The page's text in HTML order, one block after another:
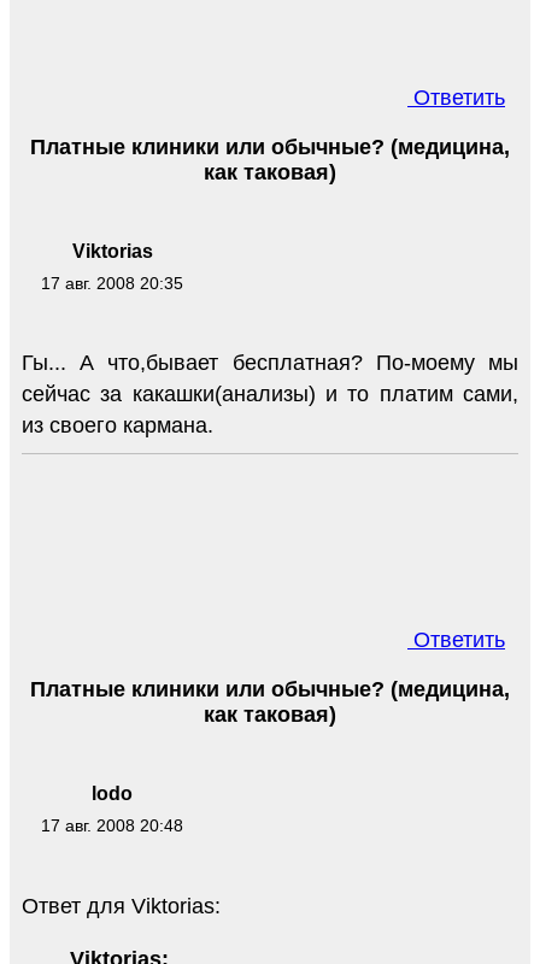
Ответить
Viktorias
17 авг. 2008 20:35
Платные клиники или обычные? (медицина,
как таковая)
Гы... А что,бывает бесплатная? По-моему мы
сейчас за какашки(анализы) и то платим сами,
из своего кармана.
Ответить
lodo
17 авг. 2008 20:48
Платные клиники или обычные? (медицина,
как таковая)
Ответ для Viktorias:
Viktorias: